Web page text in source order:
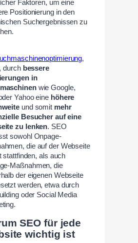
Faktoren, um eine
Positionierung in den
Suchergebnissen zu
,
durch bessere
in
wie Google,
Yahoo eine höhere
und somit mehr
Besucher auf eine
zu lenken. SEO
sowohl Onpage-
die auf der Webseite
stattfinden, als auch
Maßnahmen, die
der eigenen Webseite
werden, etwa durch
oder Social Media
SEO für jede
wichtig ist